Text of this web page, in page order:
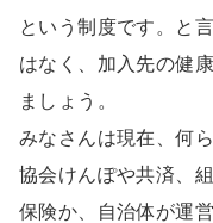
という制度です。と
はなく、加入先の健
ましょう。
みなさんは現在、何
協会けんぽや共済、
保険か、自治体が運